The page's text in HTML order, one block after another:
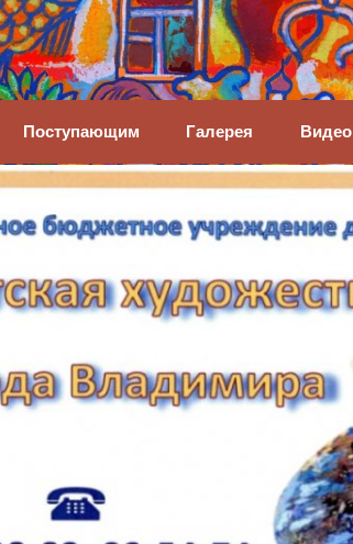
школа
Поступающим Галерея Видео